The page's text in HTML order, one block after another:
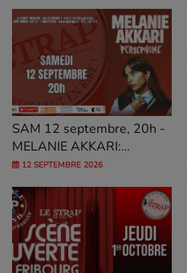
SAM 12 septembre, 20h -
MELANIE AKKARI:
«Perséphone»
12 SEPTEMBRE 2026